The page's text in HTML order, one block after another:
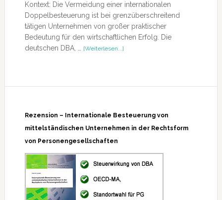
Kontext: Die Vermeidung einer internationalen
Doppelbesteuerung ist bei grenzüberschreitend
tätigen Unternehmen von großer praktischer
Bedeutung für den wirtschaftlichen Erfolg. Die
deutschen DBA, …
[Weiterlesen...]ÜberRezension
Rezension – Internationale Besteuerung von
mittelständischen Unternehmen in der Rechtsform
von Personengesellschaften